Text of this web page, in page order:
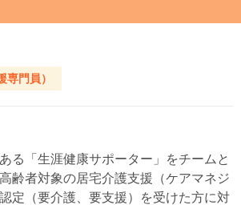
門員）
る「生涯健康サポーター」をチームと
齢者対象の居宅介護支援（ケアマネジ
定（要介護、要支援）を受けた方に対